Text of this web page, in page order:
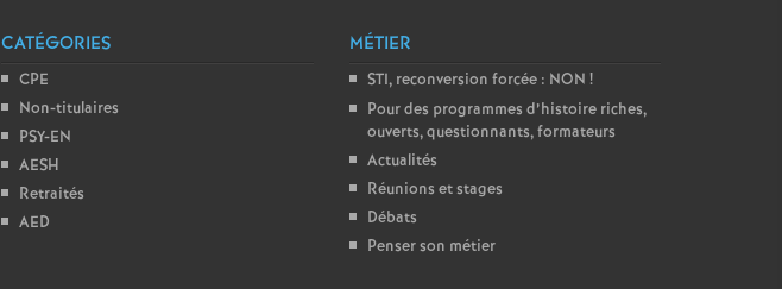
CATÉGORIES
CPE
Non-titulaires
PSY-EN
AESH
Retraités
AED
MÉTIER
STI, reconversion forcée : NON !
Pour des programmes d’histoire riches,
ouverts, questionnants, formateurs
Actualités
Réunions et stages
Débats
Penser son métier